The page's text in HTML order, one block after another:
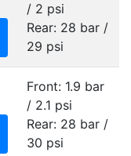
/ 2 psi
Rear: 28 bar /
29 psi
Front: 1.9 bar
/ 2.1 psi
Rear: 28 bar /
30 psi